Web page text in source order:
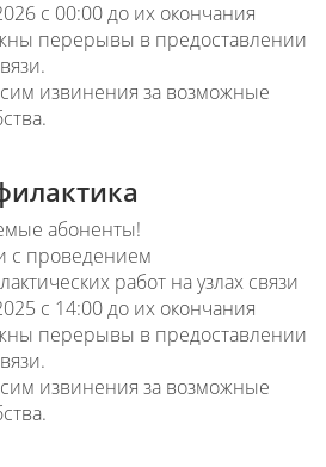
с 00:00 до их окончания
перерывы в предоставлении
извинения за возможные
абоненты!
с проведением
работ на узлах связи
с 14:00 до их окончания
перерывы в предоставлении
извинения за возможные